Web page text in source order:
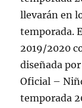
llevarán en
temporada.
2019/2020
diseñada
Oficial –
temporada